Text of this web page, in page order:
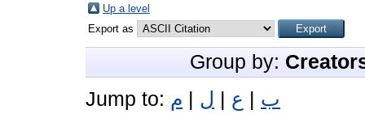
Up a level
Export as
Group by:
Jump to:
ب ع ل
م